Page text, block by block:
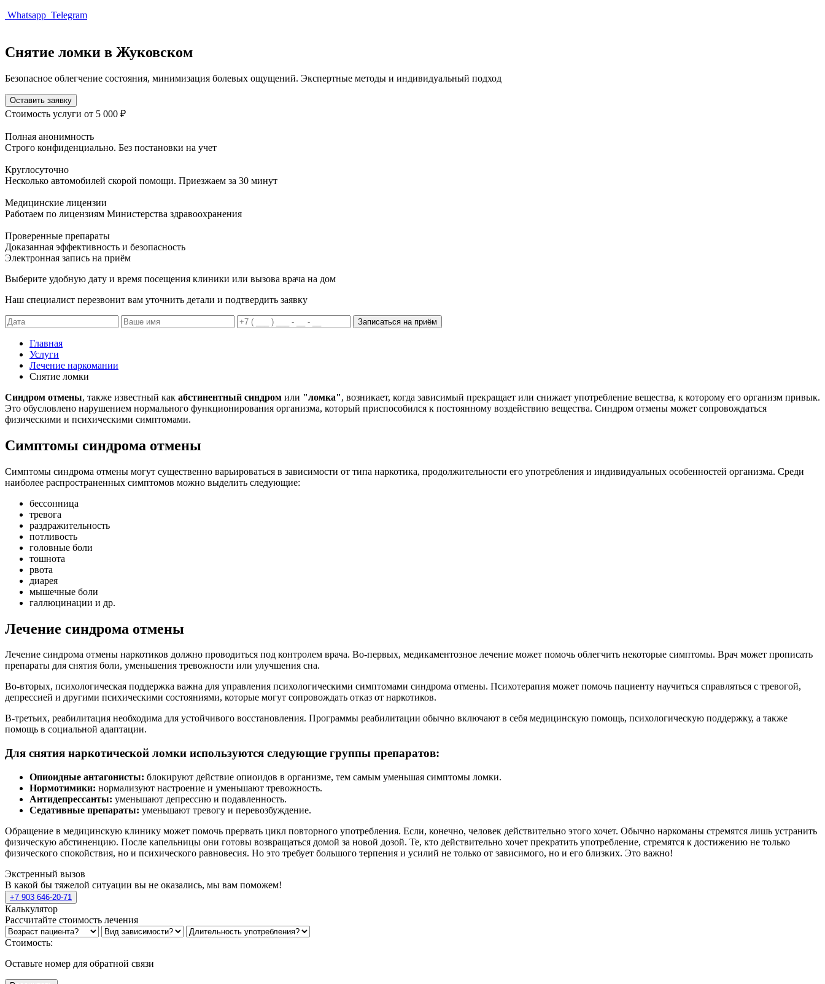
Whatsapp Telegram
Снятие ломки в Жуковском
Безопасное облегчение состояния, минимизация болевых ощущений. Экспертные методы и индивидуальный подход
Оставить заявку
Стоимость услуги от 5 000 ₽
Полная анонимность
Строго конфиденциально. Без постановки на учет
Круглосуточно
Несколько автомобилей скорой помощи. Приезжаем за 30 минут
Медицинские лицензии
Работаем по лицензиям Министерства здравоохранения
Проверенные препараты
Доказанная эффективность и безопасность
Электронная запись на приём
Выберите удобную дату и время посещения клиники или вызова врача на дом
Наш специалист перезвонит вам уточнить детали и подтвердить заявку
Записаться на приём
Главная
Услуги
Лечение наркомании
Снятие ломки
Синдром отмены, также известный как абстинентный синдром или "ломка", возникает, когда зависимый прекращает или снижает употребление вещества, к которому его организм привык.
Это обусловлено нарушением нормального функционирования организма, который приспособился к постоянному воздействию вещества. Синдром отмены может сопровождаться
физическими и психическими симптомами.
Симптомы синдрома отмены
Симптомы синдрома отмены могут существенно варьироваться в зависимости от типа наркотика, продолжительности его употребления и индивидуальных особенностей организма. Среди
наиболее распространенных симптомов можно выделить следующие:
бессонница
тревога
раздражительность
потливость
головные боли
тошнота
рвота
диарея
мышечные боли
галлюцинации и др.
Лечение синдрома отмены
Лечение синдрома отмены наркотиков должно проводиться под контролем врача. Во-первых, медикаментозное лечение может помочь облегчить некоторые симптомы. Врач может прописать
препараты для снятия боли, уменьшения тревожности или улучшения сна.
Во-вторых, психологическая поддержка важна для управления психологическими симптомами синдрома отмены. Психотерапия может помочь пациенту научиться справляться с тревогой,
депрессией и другими психическими состояниями, которые могут сопровождать отказ от наркотиков.
В-третьих, реабилитация необходима для устойчивого восстановления. Программы реабилитации обычно включают в себя медицинскую помощь, психологическую поддержку, а также
помощь в социальной адаптации.
Для снятия наркотической ломки используются следующие группы препаратов:
Опиоидные антагонисты: блокируют действие опиоидов в организме, тем самым уменьшая симптомы ломки.
Нормотимики: нормализуют настроение и уменьшают тревожность.
Антидепрессанты: уменьшают депрессию и подавленность.
Седативные препараты: уменьшают тревогу и перевозбуждение.
Обращение в медицинскую клинику может помочь прервать цикл повторного употребления. Если, конечно, человек действительно этого хочет. Обычно наркоманы стремятся лишь устранить
физическую абстиненцию. После капельницы они готовы возвращаться домой за новой дозой. Те, кто действительно хочет прекратить употребление, стремятся к достижению не только
физического спокойствия, но и психического равновесия. Но это требует большого терпения и усилий не только от зависимого, но и его близких. Это важно!
Экстренный вызов
В какой бы тяжелой ситуации вы не оказались, мы вам поможем!
+7 903 646-20-71
Калькулятор
Рассчитайте стоимость лечения
Стоимость:
Оставьте номер для обратной связи